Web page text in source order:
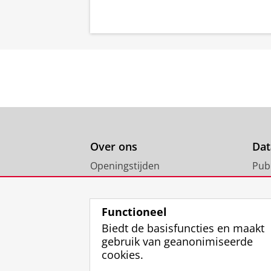
Over ons
Openingstijden
dienstverlening?
Functioneel
Biedt de basisfuncties en maakt
gebruik van geanonimiseerde
cookies.